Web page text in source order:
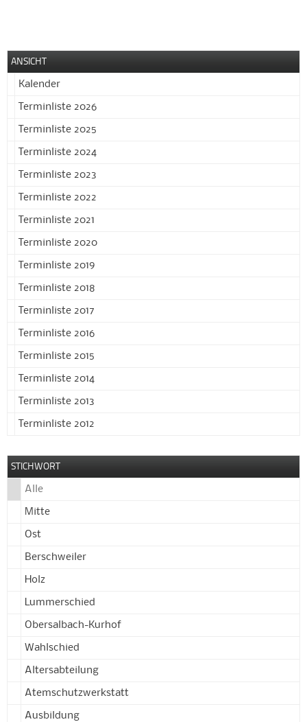
ANSICHT
Kalender
Terminliste 2026
Terminliste 2025
Terminliste 2024
Terminliste 2023
Terminliste 2022
Terminliste 2021
Terminliste 2020
Terminliste 2019
Terminliste 2018
Terminliste 2017
Terminliste 2016
Terminliste 2015
Terminliste 2014
Terminliste 2013
Terminliste 2012
STICHWORT
Alle
Mitte
Ost
Berschweiler
Holz
Lummerschied
Obersalbach-Kurhof
Wahlschied
Altersabteilung
Atemschutzwerkstatt
Ausbildung